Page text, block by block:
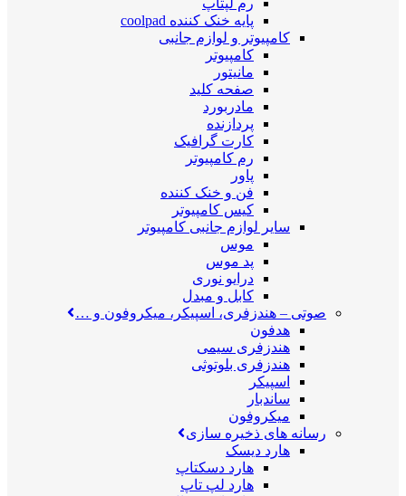
رم لپتاپ
پایه خنک کننده coolpad
کامپیوتر و لوازم جانبی
کامپیوتر
مانیتور
صفحه کلید
مادربورد
پردازنده
کارت گرافیک
رم کامپیوتر
پاور
فن و خنک کننده
کیس کامپیوتر
سایر لوازم جانبی کامپیوتر
موس
پد موس
درایو نوری
کابل و مبدل
صوتی – هندزفری، اسپیکر، میکروفون و …
هدفون
هندزفری سیمی
هندزفری بلوتوثی
اسپیکر
ساندبار
میکروفون
رسانه های ذخیره سازی
هارد دیسک
هارد دسکتاپ
هارد لپ تاپ